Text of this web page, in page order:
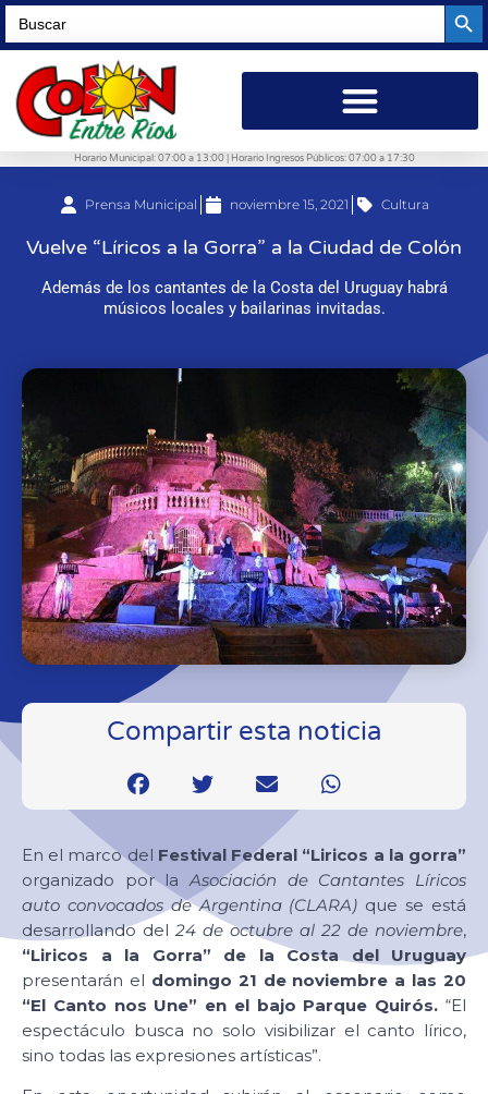
Search
for:
Horario Municipal: 07:00 a 13:00 | Horario Ingresos Públicos: 07:00 a 17:30
Prensa Municipal noviembre 15, 2021 Cultura
Vuelve “Líricos a la Gorra” a la Ciudad de Colón
Además de los cantantes de la Costa del Uruguay habrá
músicos locales y bailarinas invitadas.
Compartir esta noticia
En el marco del Festival Federal “Liricos a la gorra”
organizado por laAsociación de Cantantes Líricos
auto convocados de Argentina (CLARA) que se está
desarrollando del 24 de octubre al 22 de noviembre,
“Liricos a la Gorra” de la Costa del Uruguay
presentarán el domingo 21 de noviembre a las 20
“El Canto nos Une” en el bajo Parque Quirós. “El
espectáculo busca no solo visibilizar el canto lírico,
sino todas las expresiones artísticas”.